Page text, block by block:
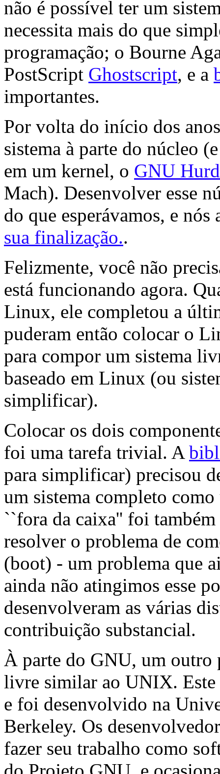
não é possível ter um
necessita mais do que
programação; o Bourne
PostScript Ghostscript, e a
importantes.
Por volta do início dos
sistema à parte do núcleo
em um kernel, o GNU Hurd
Mach). Desenvolver esse
do que esperávamos, e nós
sua finalização..
Felizmente, você não
está funcionando agora.
Linux, ele completou a
puderam então colocar o
para compor um sistema
baseado em Linux (ou
simplificar).
Colocar os dois
foi uma tarefa trivial. A
para simplificar) precisou
um sistema completo
``fora da caixa'' foi
resolver o problema de
(boot) - um problema que
ainda não atingimos esse
desenvolveram as várias
contribuição substancial.
À parte do GNU, um outro
livre similar ao UNIX.
e foi desenvolvido na
Berkeley. Os
fazer seu trabalho como